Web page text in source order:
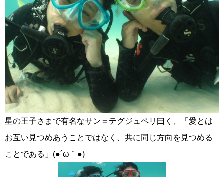
星の王子さまで有名なサン＝テグジュペリ曰く、「愛とは
お互い見つめあうことではなく、共に同じ方向を見つめる
ことである」(●´ω｀●)